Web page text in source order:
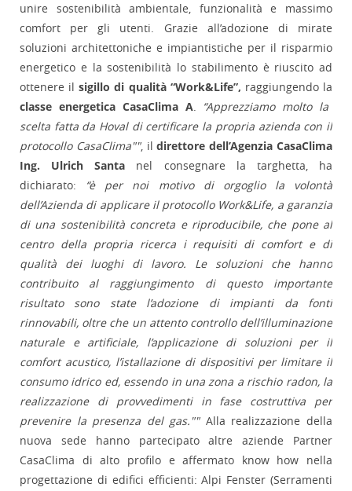
unire sostenibilità ambientale, funzionalità e massimo
comfort per gli utenti. Grazie all’adozione di mirate
soluzioni architettoniche e impiantistiche per il risparmio
energetico e la sostenibilità lo stabilimento è riuscito ad
ottenere ilsigillo di qualità “Work&Life”, raggiungendo la
classe energetica CasaClima A. “Apprezziamo molto la
scelta fatta da Hoval di certificare la propria azienda con il
protocollo CasaClima"", ildirettore dell’Agenzia CasaClima
Ing. Ulrich Santa nel consegnare la targhetta, ha
dichiarato: “è per noi motivo di orgoglio la volontà
dell’Azienda di applicare il protocollo Work&Life, a garanzia
di una sostenibilità concreta e riproducibile, che pone al
centro della propria ricerca i requisiti di comfort e di
qualità dei luoghi di lavoro. Le soluzioni che hanno
contribuito al raggiungimento di questo importante
risultato sono state l’adozione di impianti da fonti
rinnovabili, oltre che un attento controllo dell’illuminazione
naturale e artificiale, l’applicazione di soluzioni per il
comfort acustico, l’istallazione di dispositivi per limitare il
consumo idrico ed, essendo in una zona a rischio radon, la
realizzazione di provvedimenti in fase costruttiva per
prevenire la presenza del gas."" Alla realizzazione della
nuova sede hanno partecipato altre aziende Partner
CasaClima di alto profilo e affermato know how nella
progettazione di edifici efficienti: Alpi Fenster (Serramenti